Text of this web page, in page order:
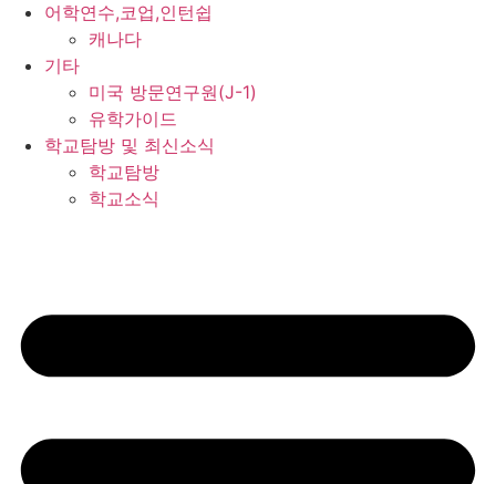
어학연수,코업,인턴쉽
캐나다
기타
미국 방문연구원(J-1)
유학가이드
학교탐방 및 최신소식
학교탐방
학교소식